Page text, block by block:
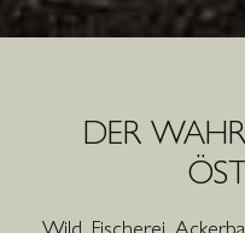
DER
„Wild, Fischerei,